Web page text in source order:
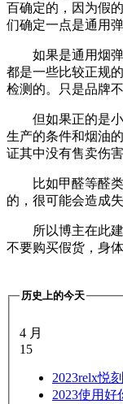
百确定的，因为假
们确定一点是通用
如果是通用烟
都是一些比较正规
检测的。只是品牌不
但如果正的是
生产的条件和烟油
证其中没有售卖伤
比如甲醛等醛
的，很可能会造成
所以博主在此
不要购买假货，身
历史上的今天
4 月
15
2023relx悦
2023使用好